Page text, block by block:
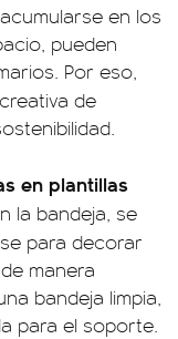
en los
pueden
Por eso,
de
en plantillas
la bandeja, se
para decorar
manera
bandeja limpia,
para el soporte.